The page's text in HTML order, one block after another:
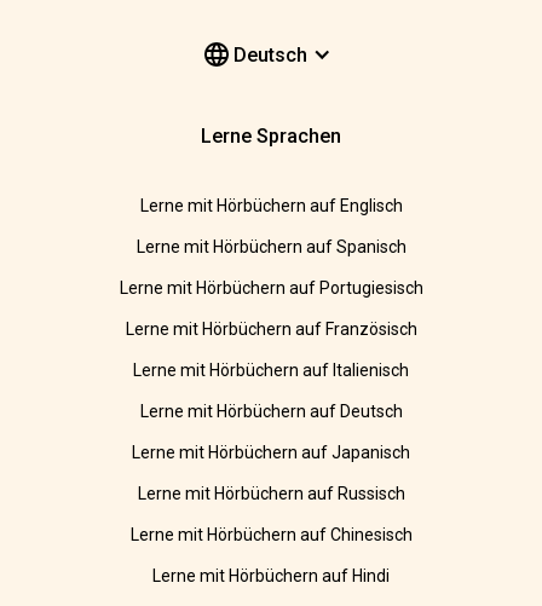
Deutsch
Lerne Sprachen
Lerne mit Hörbüchern auf Englisch
Lerne mit Hörbüchern auf Spanisch
Lerne mit Hörbüchern auf Portugiesisch
Lerne mit Hörbüchern auf Französisch
Lerne mit Hörbüchern auf Italienisch
Lerne mit Hörbüchern auf Deutsch
Lerne mit Hörbüchern auf Japanisch
Lerne mit Hörbüchern auf Russisch
Lerne mit Hörbüchern auf Chinesisch
Lerne mit Hörbüchern auf Hindi